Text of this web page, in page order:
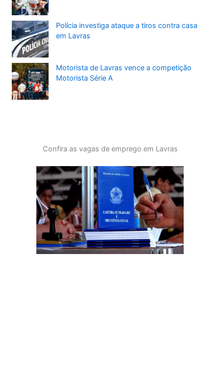
Polícia investiga ataque a tiros contra casa
em Lavras
Motorista de Lavras vence a competição
Motorista Série A
Confira as vagas de emprego em Lavras